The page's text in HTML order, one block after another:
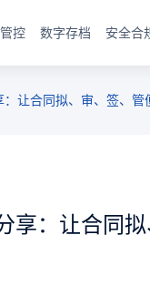
控 数字存档 安全合
让合同拟、审、签、管
享：让合同